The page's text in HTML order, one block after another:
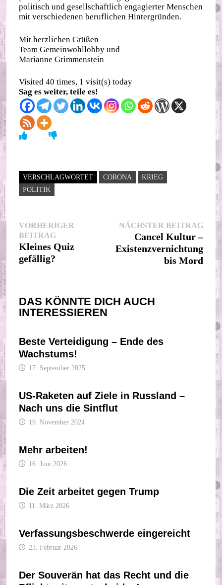
politisch und gesellschaftlich engagierter Menschen
mit verschiedenen beruflichen Hintergründen.
Mit herzlichen Grüßen
Team Gemeinwohllobby und
Marianne Grimmenstein
Visited 40 times, 1 visit(s) today
Sag es weiter, teile es!
VERSCHLAGWORTET CORONA
KRIEG
POLITIK
Beitragsnavigation
VORHERIGER
BEITRAGVorheriger
Beitrag:
Kleines Quiz
gefällig?
NÄCHSTER BEITRAG
Cancel Kultur –
Existenzvernichtung
bis Mord
DAS KÖNNTE DICH AUCH
INTERESSIEREN
Beste Verteidigung – Ende des
Wachstums!
17. September 2025
US-Raketen auf Ziele in Russland –
Nach uns die Sintflut
19. November 2024
Mehr arbeiten!
16. Juni 2026
Die Zeit arbeitet gegen Trump
11. März 2026
Verfassungsbeschwerde eingereicht
23. Februar 2026
Der Souverän hat das Recht und die